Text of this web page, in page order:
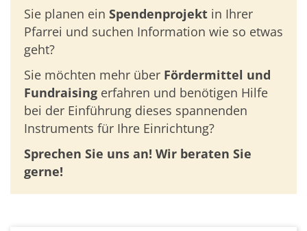
Sie planen ein Spendenprojekt in Ihrer
Pfarrei und suchen Information wie so etwas
geht?
Sie möchten mehr über Fördermittel und
Fundraising erfahren und benötigen Hilfe
bei der Einführung dieses spannenden
Instruments für Ihre Einrichtung?
Sprechen Sie uns an! Wir beraten Sie
gerne!